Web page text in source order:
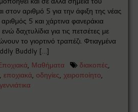
στον αριθμό 5 για την άφιξη της νέας
5 και χάρτινα φανεράκια
δαχτυλίδια για τις πετσέτες με
το γιορτινό τραπέζι. Φτιαγμένα
Buddly […]
, Μαθήματα διακοπές,
, εποχιακά, οδηγίες,χειροποίητο,